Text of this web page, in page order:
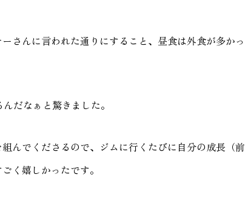
さんに言われた通りにすること、昼食は外食が多か
だなぁと驚きました。
んでくださるので、ジムに行くたびに自分の成長（
く嬉しかったです。